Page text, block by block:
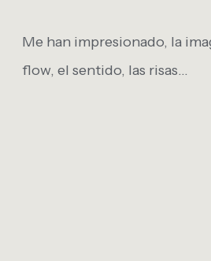
Me han impresionado, la
flow, el sentido, las risas…